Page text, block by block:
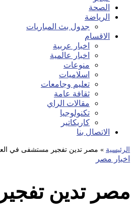
الصحة
الرياضة
جدول بث المباريات
الاقسام
اخبار عربية
اخبار عالمية
منوعات
اسلاميات
تعليم وجامعات
ثقافة عامة
مقالات الراي
تكنولوجيا
كاريكاتير
الاتصال بنا
الرئيسية » مصر تدين تفجير مستشفى في
اخبار مصر
مصر تدين